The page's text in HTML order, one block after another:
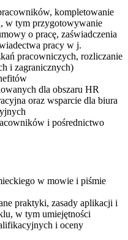
kompletowanie
w tym przygotowywanie
o pracę, zaświadczenia
pracy w j.
pracowniczych, rozliczanie
i zagranicznych)
dla obszaru HR
oraz wsparcie dla biura
i pośrednictwo
w mowie i piśmie
praktyki, zasady aplikacji i
w tym umiejętności
i oceny